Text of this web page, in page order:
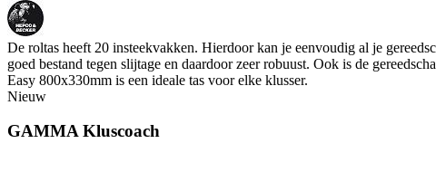
De roltas heeft 20 insteekvakken. Hierdoor kan je eenvoudig al je
goed bestand tegen slijtage en daardoor zeer robuust. Ook is de
Easy 800x330mm is een ideale tas voor elke klusser.
Nieuw
GAMMA Kluscoach